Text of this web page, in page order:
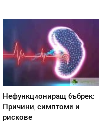
Нефункциониращ бъбрек:
Причини, симптоми и
рискове